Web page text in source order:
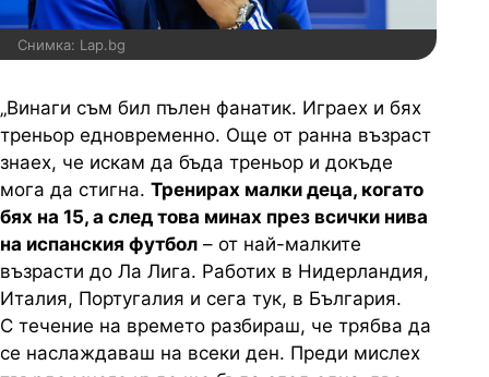
Снимка: Lap.bg
„Винаги съм бил пълен фанатик. Играех и бях
треньор едновременно. Още от ранна възраст
знаех, че искам да бъда треньор и докъде
мога да стигна. Тренирах малки деца, когато
бях на 15, а след това минах през всички нива
на испанския футбол – от най-малките
възрасти до Ла Лига. Работих в Нидерландия,
Италия, Португалия и сега тук, в България.
С течение на времето разбираш, че трябва да
се наслаждаваш на всеки ден. Преди мислех